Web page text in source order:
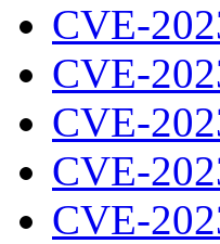
CVE-
CVE-
CVE-
CVE-
CVE-